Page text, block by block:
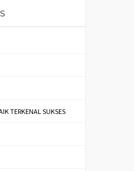
TERKENAL SUKSES